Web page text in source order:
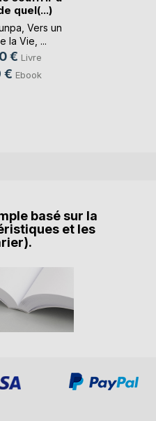
quel(...)
Vers un
la Vie , ...
€ Livre
€ Ebook
basé sur la
et les